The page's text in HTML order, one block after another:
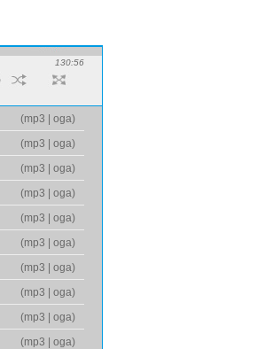
130:56
(mp3 oga)
(mp3 oga)
(mp3 oga)
(mp3 oga)
(mp3 oga)
(mp3 oga)
(mp3 oga)
(mp3 oga)
(mp3 oga)
(mp3 oga)